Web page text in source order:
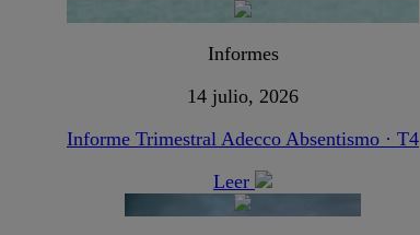
Informes
14 julio, 2026
Informe Trimestral Adecco Absentismo · T4
Leer